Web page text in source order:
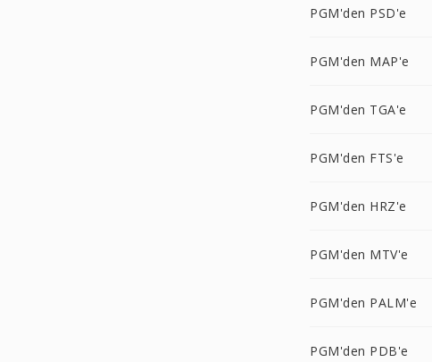
PGM'den PSD'e
PGM'den MAP'e
PGM'den TGA'e
PGM'den FTS'e
PGM'den HRZ'e
PGM'den MTV'e
PGM'den PALM'e
PGM'den PDB'e